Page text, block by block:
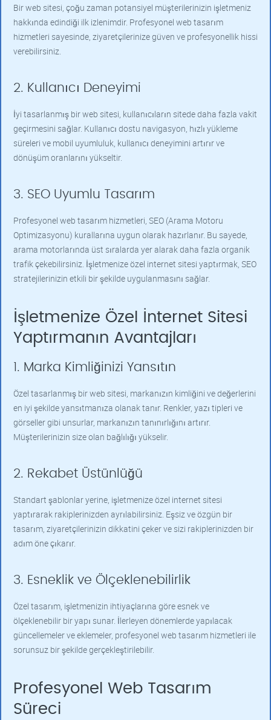
Bir web sitesi, çoğu zaman potansiyel müşterilerinizin işletmeniz
hakkında edindiği ilk izlenimdir. Profesyonel web tasarım
hizmetleri sayesinde, ziyaretçilerinize güven ve profesyonellik hissi
verebilirsiniz.
2. Kullanıcı Deneyimi
İyi tasarlanmış bir web sitesi, kullanıcıların sitede daha fazla vakit
geçirmesini sağlar. Kullanıcı dostu navigasyon, hızlı yükleme
süreleri ve mobil uyumluluk, kullanıcı deneyimini artırır ve
dönüşüm oranlarını yükseltir.
3. SEO Uyumlu Tasarım
Profesyonel web tasarım hizmetleri, SEO (Arama Motoru
Optimizasyonu) kurallarına uygun olarak hazırlanır. Bu sayede,
arama motorlarında üst sıralarda yer alarak daha fazla organik
trafik çekebilirsiniz. İşletmenize özel internet sitesi yaptırmak, SEO
stratejilerinizin etkili bir şekilde uygulanmasını sağlar.
İşletmenize Özel İnternet Sitesi
Yaptırmanın Avantajları
1. Marka Kimliğinizi Yansıtın
Özel tasarlanmış bir web sitesi, markanızın kimliğini ve değerlerini
en iyi şekilde yansıtmanıza olanak tanır. Renkler, yazı tipleri ve
görseller gibi unsurlar, markanızın tanınırlığını artırır.
Müşterilerinizin size olan bağlılığı yükselir.
2. Rekabet Üstünlüğü
Standart şablonlar yerine, işletmenize özel internet sitesi
yaptırarak rakiplerinizden ayrılabilirsiniz. Eşsiz ve özgün bir
tasarım, ziyaretçilerinizin dikkatini çeker ve sizi rakiplerinizden bir
adım öne çıkarır.
3. Esneklik ve Ölçeklenebilirlik
Özel tasarım, işletmenizin ihtiyaçlarına göre esnek ve
ölçeklenebilir bir yapı sunar. İlerleyen dönemlerde yapılacak
güncellemeler ve eklemeler, profesyonel web tasarım hizmetleri ile
sorunsuz bir şekilde gerçekleştirilebilir.
Profesyonel Web Tasarım
Süreci